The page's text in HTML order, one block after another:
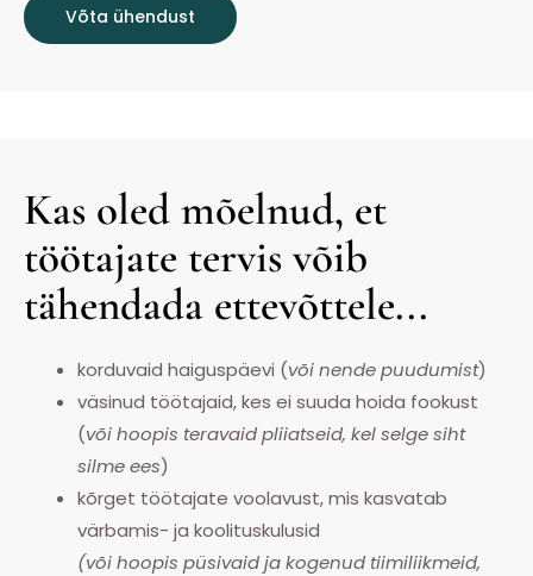
Võta ühendust
Kas oled mõelnud, et
töötajate tervis võib
tähendada ettevõttele...
korduvaid haiguspäevi (või nende puudumist)
väsinud töötajaid, kes ei suuda hoida fookust
(või hoopis teravaid pliiatseid, kel selge siht
silme ees)
kõrget töötajate voolavust, mis kasvatab
värbamis- ja koolituskulusid
(või hoopis püsivaid ja kogenud tiimiliikmeid,